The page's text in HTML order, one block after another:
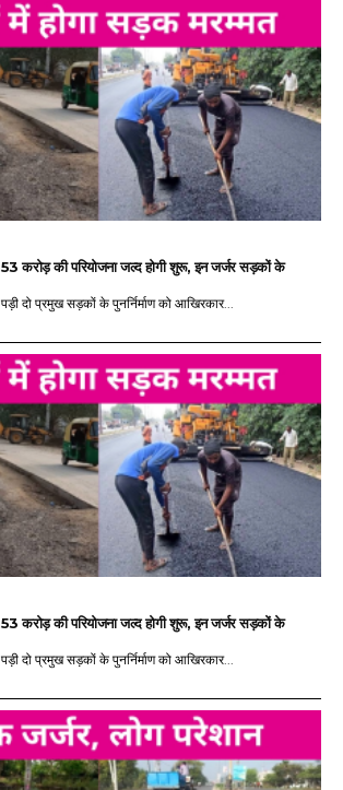
करोड़ की परियोजना जल्द होगी शुरू, इन जर्जर सड़कों के
दो प्रमुख सड़कों के पुनर्निर्माण को आखिरकार...
करोड़ की परियोजना जल्द होगी शुरू, इन जर्जर सड़कों के
दो प्रमुख सड़कों के पुनर्निर्माण को आखिरकार...